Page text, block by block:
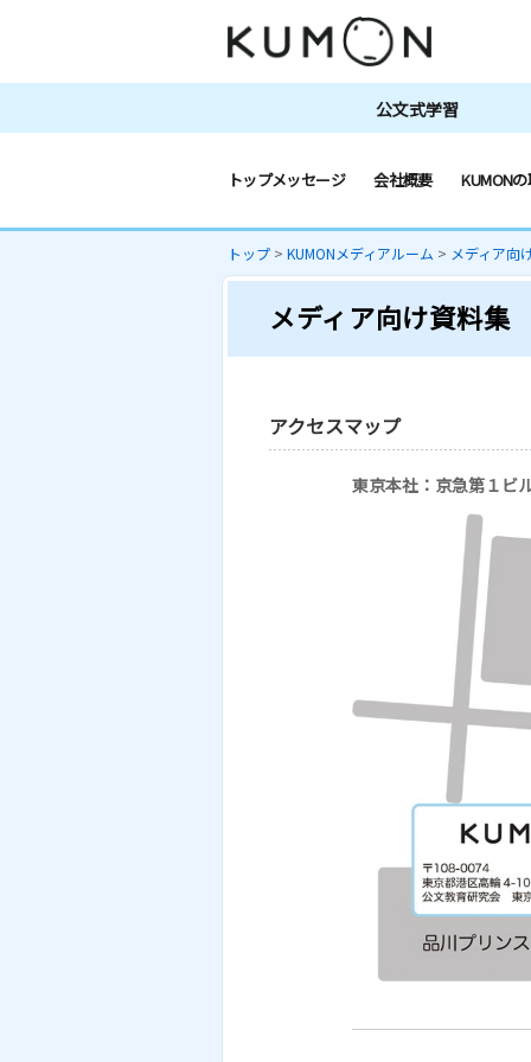
公文式学習
トップメッセージ 会社概要 KUMON
トップ > KUMONメディアルーム > メディア向
メディア向け資料集
アクセスマップ
東京本社：京急第１ビ